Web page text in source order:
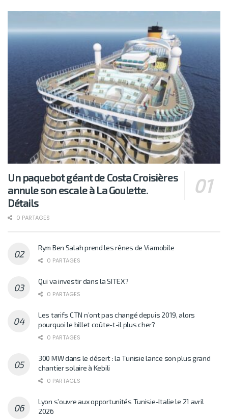
Un paquebot géant de Costa Croisières
annule son escale à La Goulette.
Détails
0 PARTAGES
Rym Ben Salah prend les rênes de Viamobile
0 PARTAGES
Qui va investir dans la SITEX?
0 PARTAGES
Les tarifs CTN n’ont pas changé depuis 2019, alors
pourquoi le billet coûte-t-il plus cher?
0 PARTAGES
300 MW dans le désert : la Tunisie lance son plus grand
chantier solaire à Kebili
0 PARTAGES
Lyon s’ouvre aux opportunités Tunisie-Italie le 21 avril
2026